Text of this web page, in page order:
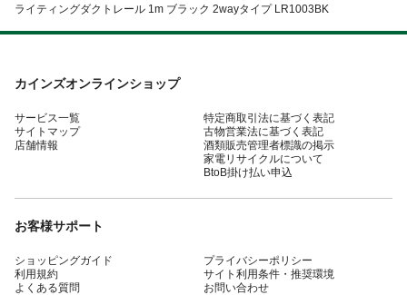
ライティングダクトレール 1m ブラック 2wayタイプ LR1003BK
カインズオンラインショップ
サービス一覧
サイトマップ
店舗情報
特定商取引法に基づく表記
古物営業法に基づく表記
酒類販売管理者標識の掲示
家電リサイクルについて
BtoB掛け払い申込
お客様サポート
ショッピングガイド
利用規約
よくある質問
プライバシーポリシー
サイト利用条件・推奨環境
お問い合わせ